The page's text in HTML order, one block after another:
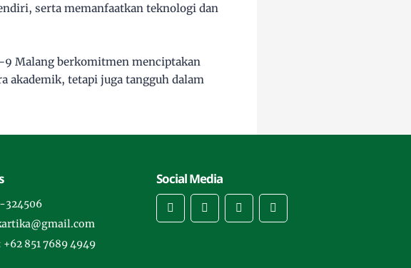
serta memanfaatkan teknologi dan
9 Malang berkomitmen menciptakan
akademik, tetapi juga tangguh dalam
324506
851 7689 4949
Social Media